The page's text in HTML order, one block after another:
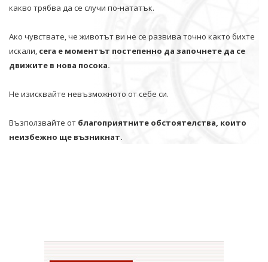
какво трябва да се случи по-нататък.
Ако чувствате, че животът ви не се развива точно както бихте
искали, сега е моментът постепенно да започнете да се
движите в нова посока.
Не изисквайте невъзможното от себе си.
Възползвайте от благоприятните обстоятелства, които
неизбежно ще възникнат.